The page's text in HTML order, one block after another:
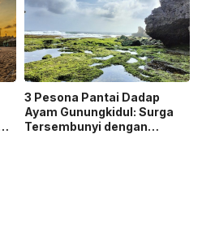
3 Pesona Pantai Dadap
Ayam Gunungkidul: Surga
Tersembunyi dengan